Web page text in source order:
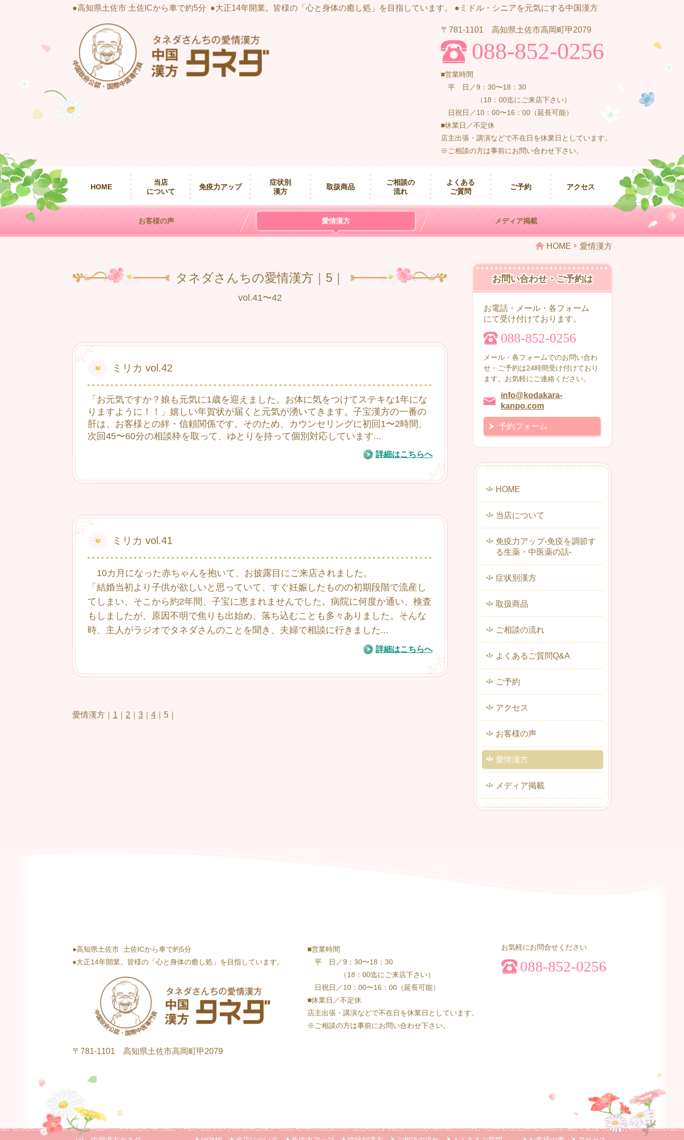
●高知県土佐市 土佐ICから車で約5分 ●大正14年開業。皆様の「心と身体の癒し処」を目指しています。 ●ミドル・シニアを元気にする中国漢方
〒781-1101 高知県土佐市高岡町甲2079
088-852-0256
■営業時間
平 日／9：30〜18：30
（18：00迄にご来店下さい）
日祝日／10：00〜16：00（延長可能）
■休業日／不定休
店主出張・講演などで不在日を休業日としています。
※ご相談の方は事前にお問い合わせ下さい。
HOME
当店
について
免疫力アップ
症状別
漢方
取扱商品
ご相談の
流れ
よくある
ご質問
ご予約 アクセス
お客様の声 愛情漢方 メディア掲載
HOME 愛情漢方
タネダさんちの愛情漢方｜5｜
vol.41〜42
ミリカ vol.42
「お元気ですか？娘も元気に1歳を迎えました。お体に気をつけてステキな1年にな
りますように！！」嬉しい年賀状が届くと元気が湧いてきます。子宝漢方の一番の
肝は、お客様との絆・信頼関係です。そのため、カウンセリングに初回1〜2時間、
次回45〜60分の相談枠を取って、ゆとりを持って個別対応しています...
詳細はこちらへ
ミリカ vol.41
10カ月になった赤ちゃんを抱いて、お披露目にご来店されました。
「結婚当初より子供が欲しいと思っていて、すぐ妊娠したものの初期段階で流産し
てしまい、そこから約2年間、子宝に恵まれませんでした。病院に何度か通い、検査
もしましたが、原因不明で焦りも出始め、落ち込むことも多々ありました。そんな
時、主人がラジオでタネダさんのことを聞き、夫婦で相談に行きました...
詳細はこちらへ
愛情漢方｜ 1 2 3 4 ｜5｜
お問い合わせ・ご予約は
お電話・メール・各フォーム
にて受け付けております。
088-852-0256
メール・各フォームでのお問い合わ
せ・ご予約は24時間受け付けており
ます。お気軽にご連絡ください。
info@kodakara-
kanpo.com
予約フォーム
HOME
当店について
免疫力アップ-免疫を調節す
る生薬・中医薬の話-
症状別漢方
取扱商品
ご相談の流れ
よくあるご質問Q&A
ご予約
アクセス
お客様の声
愛情漢方
メディア掲載
●高知県土佐市 土佐ICから車で約5分
●大正14年開業。皆様の「心と身体の癒し処」を目指しています。
〒781-1101 高知県土佐市高岡町甲2079
■営業時間
平 日／9：30〜18：30
（18：00迄にご来店下さい）
日祝日／10：00〜16：00（延長可能）
■休業日／不定休
店主出張・講演などで不在日を休業日としています。
※ご相談の方は事前にお問い合わせ下さい。
お気軽にお問合せください
088-852-0256